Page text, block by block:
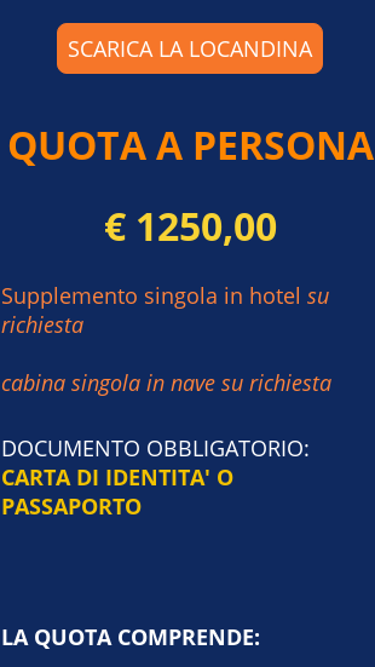
QUOTA A PERSONA
€ 1250,00
Supplemento singola in hotel su
richiesta
cabina singola in nave su richiesta
DOCUMENTO OBBLIGATORIO:
CARTA DI IDENTITA' O
PASSAPORTO
LA QUOTA COMPRENDE:
SCARICA LA LOCANDINA